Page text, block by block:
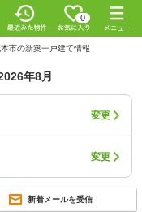
0
市の新築一戸建て情報
年8月
変更
変更
新着メールを受信